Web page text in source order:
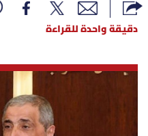
الغلاف
نداء اليوم
محليات
دقيقة واحدة للقراءة